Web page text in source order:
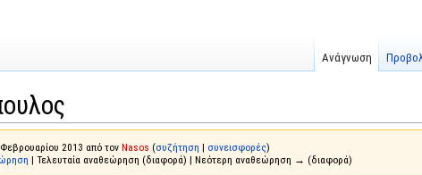
2013 από τον Nasos (συζήτηση | συνεισφορές)
| Τελευταία αναθεώρηση (διαφορά) | Νεότερη αναθεώρηση → (διαφορά)
Ανάγνωση